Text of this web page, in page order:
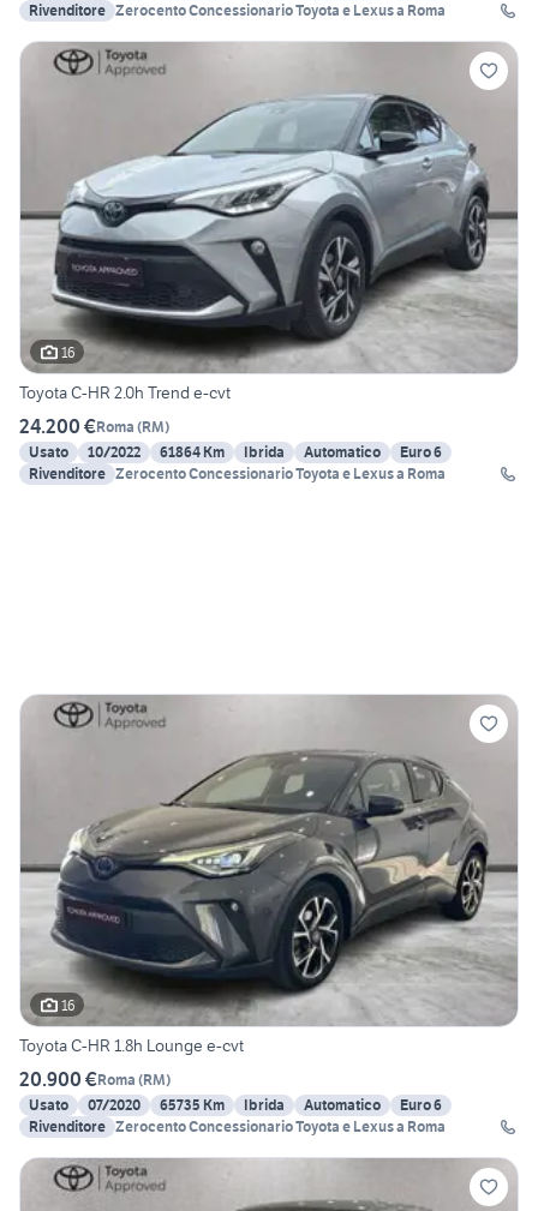
Rivenditore Zerocento Concessionario Toyota e Lexus a Roma
16
Toyota C-HR 2.0h Trend e-cvt
24.200 €Roma (RM)
Usato
10/2022 61864 Km Ibrida Automatico
Euro 6
Rivenditore Zerocento Concessionario Toyota e Lexus a Roma
16
Toyota C-HR 1.8h Lounge e-cvt
20.900 €Roma (RM)
Usato
07/2020 65735 Km Ibrida Automatico
Euro 6
Rivenditore Zerocento Concessionario Toyota e Lexus a Roma